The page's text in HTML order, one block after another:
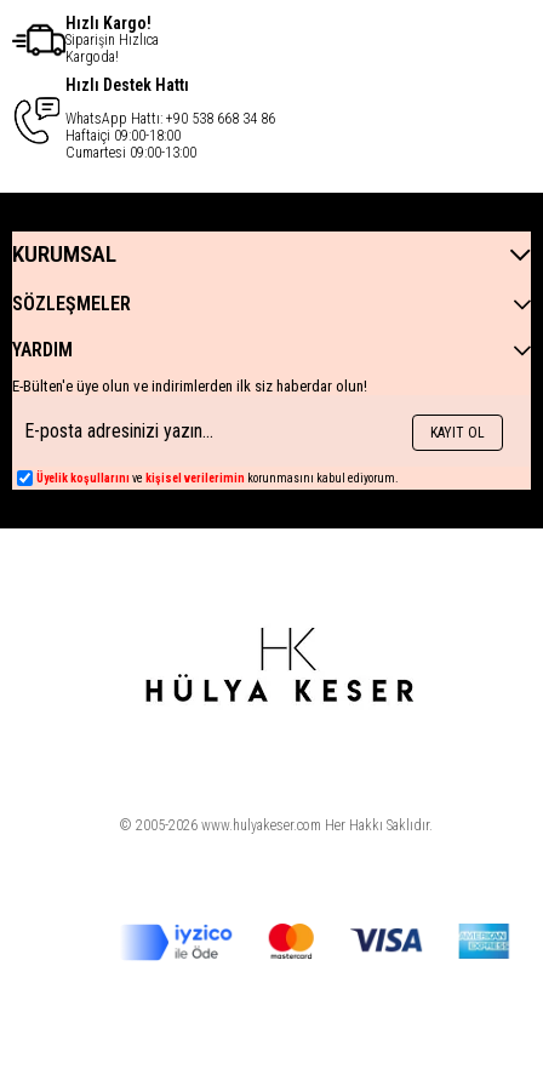
Hızlı Kargo!
Siparişin Hızlıca
Kargoda!
Hızlı Destek Hattı
WhatsApp Hattı: +90 538 668 34 86
Haftaiçi 09:00-18:00
Cumartesi 09:00-13:00
KURUMSAL
SÖZLEŞMELER
YARDIM
E-Bülten'e üye olun ve indirimlerden ilk siz haberdar olun!
KAYIT OL
Üyelik koşullarını ve kişisel verilerimin korunmasını kabul ediyorum.
© 2005-2026 www.hulyakeser.com Her Hakkı Saklıdır.